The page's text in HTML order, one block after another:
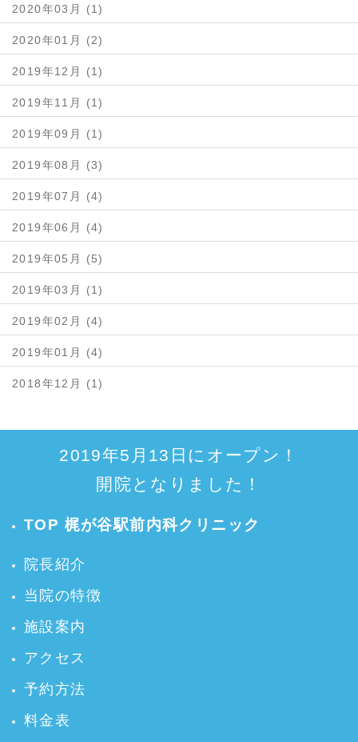
2020年03月 (1)
2020年01月 (2)
2019年12月 (1)
2019年11月 (1)
2019年09月 (1)
2019年08月 (3)
2019年07月 (4)
2019年06月 (4)
2019年05月 (5)
2019年03月 (1)
2019年02月 (4)
2019年01月 (4)
2018年12月 (1)
2019年5月13日にオープン！
開院となりました！
TOP 梶が谷駅前内科クリニック
院長紹介
当院の特徴
施設案内
アクセス
予約方法
料金表